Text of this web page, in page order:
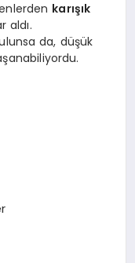
karışık
aldı.
da, düşük